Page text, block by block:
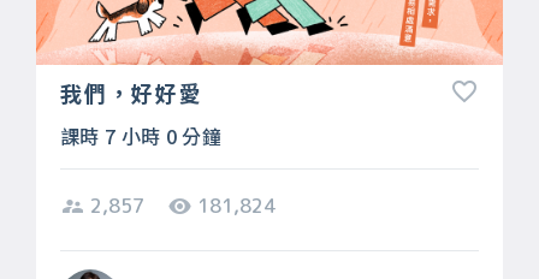
我們，好好愛
課時 7 小時 0 分鐘
2,857 181,824